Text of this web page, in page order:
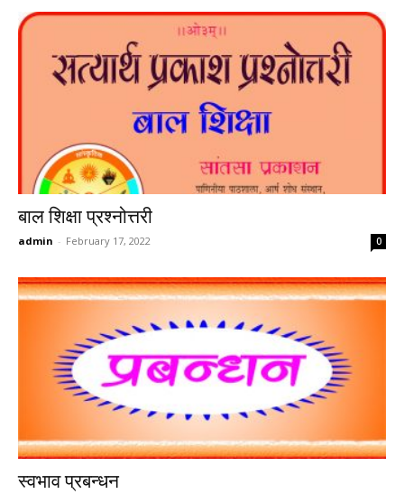
बाल शिक्षा प्रश्नोत्तरी
admin - February 17, 2022 0
स्वभाव प्रबन्धन